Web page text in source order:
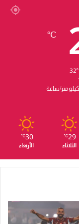
℃
29
℃
الثلاثاء
30
℃
الأربعاء